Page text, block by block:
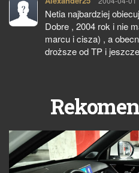
Netia najbardziej
Dobre , 2004 rok i nie
marcu i cisza) , a
droższe od TP i